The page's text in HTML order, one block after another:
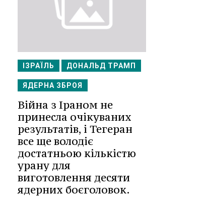
ІЗРАЇЛЬ ДОНАЛЬД ТРАМП
ЯДЕРНА ЗБРОЯ
Війна з Іраном не
принесла очікуваних
результатів, і Тегеран
все ще володіє
достатньою кількістю
урану для
виготовлення десяти
ядерних боєголовок.